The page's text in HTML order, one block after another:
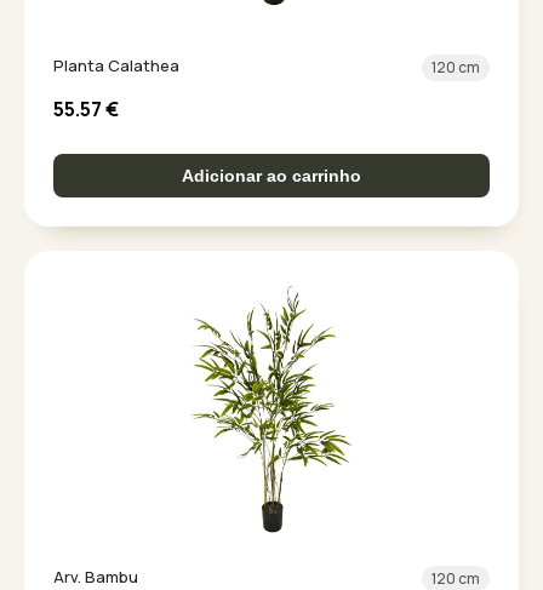
Planta Calathea 120 cm
55.57€
Adicionar ao carrinho
Arv. Bambu 120 cm